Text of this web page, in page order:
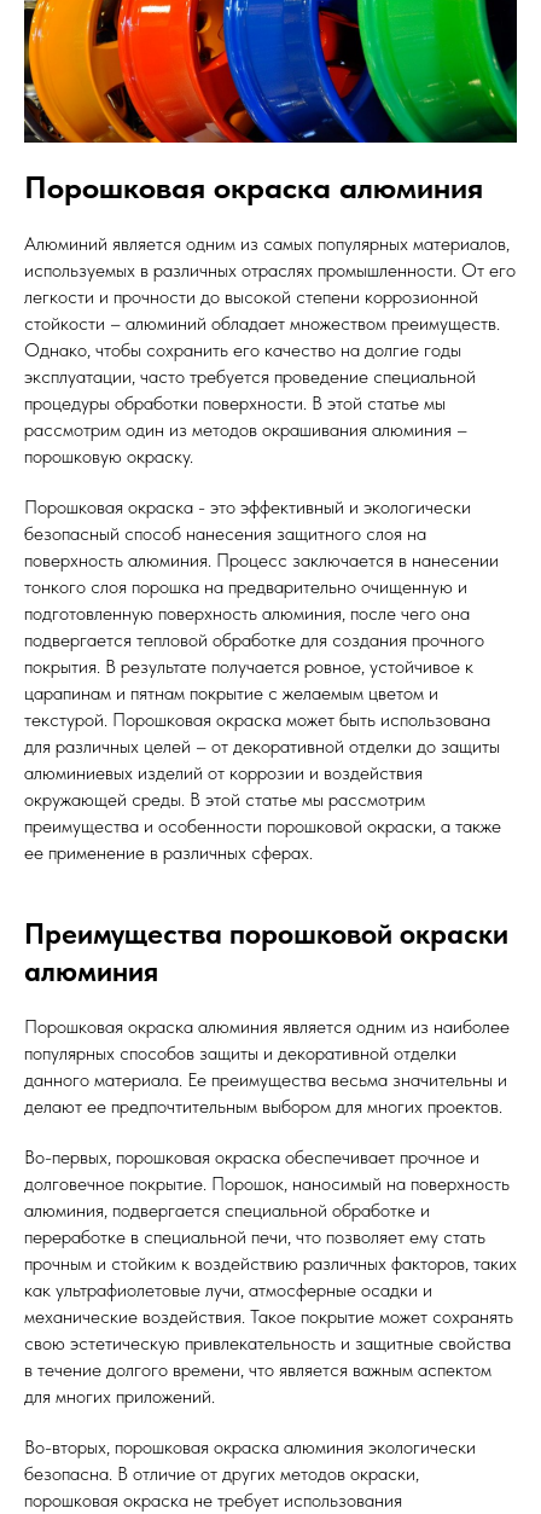
Порошковая окраска алюминия
Алюминий является одним из самых популярных материалов,
используемых в различных отраслях промышленности. От его
легкости и прочности до высокой степени коррозионной
стойкости – алюминий обладает множеством преимуществ.
Однако, чтобы сохранить его качество на долгие годы
эксплуатации, часто требуется проведение специальной
процедуры обработки поверхности. В этой статье мы
рассмотрим один из методов окрашивания алюминия –
порошковую окраску.
Порошковая окраска - это эффективный и экологически
безопасный способ нанесения защитного слоя на
поверхность алюминия. Процесс заключается в нанесении
тонкого слоя порошка на предварительно очищенную и
подготовленную поверхность алюминия, после чего она
подвергается тепловой обработке для создания прочного
покрытия. В результате получается ровное, устойчивое к
царапинам и пятнам покрытие с желаемым цветом и
текстурой. Порошковая окраска может быть использована
для различных целей – от декоративной отделки до защиты
алюминиевых изделий от коррозии и воздействия
окружающей среды. В этой статье мы рассмотрим
преимущества и особенности порошковой окраски, а также
ее применение в различных сферах.
Преимущества порошковой окраски
алюминия
Порошковая окраска алюминия является одним из наиболее
популярных способов защиты и декоративной отделки
данного материала. Ее преимущества весьма значительны и
делают ее предпочтительным выбором для многих проектов.
Во-первых, порошковая окраска обеспечивает прочное и
долговечное покрытие. Порошок, наносимый на поверхность
алюминия, подвергается специальной обработке и
переработке в специальной печи, что позволяет ему стать
прочным и стойким к воздействию различных факторов, таких
как ультрафиолетовые лучи, атмосферные осадки и
механические воздействия. Такое покрытие может сохранять
свою эстетическую привлекательность и защитные свойства
в течение долгого времени, что является важным аспектом
для многих приложений.
Во-вторых, порошковая окраска алюминия экологически
безопасна. В отличие от других методов окраски,
порошковая окраска не требует использования